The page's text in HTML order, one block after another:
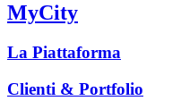
MyCity
La Piattaforma
Clienti & Portfolio